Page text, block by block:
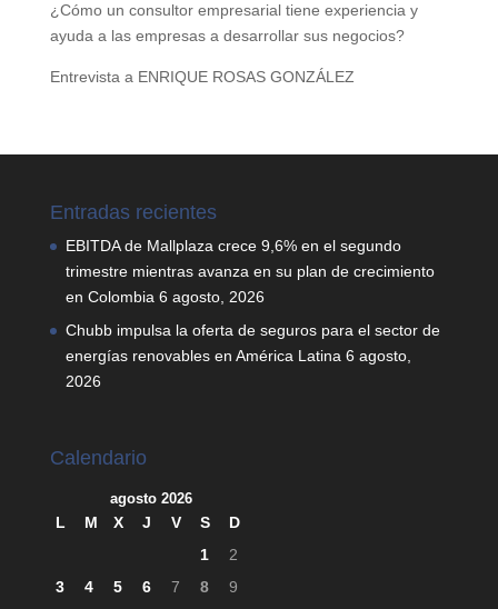
¿Cómo un consultor empresarial tiene experiencia y
ayuda a las empresas a desarrollar sus negocios?
Entrevista a ENRIQUE ROSAS GONZÁLEZ
Entradas recientes
EBITDA de Mallplaza crece 9,6% en el segundo
trimestre mientras avanza en su plan de crecimiento
en Colombia 6 agosto, 2026
Chubb impulsa la oferta de seguros para el sector de
energías renovables en América Latina 6 agosto,
2026
Calendario
agosto 2026
L M X J V S
D
1
2
3
4 5 6 7 8
9